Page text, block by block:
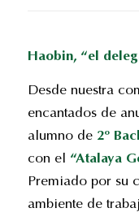
Haobin, “el
Desde nuestra
encantados de
alumno de 2º
con el “Atalaya
Premiado por su
ambiente de